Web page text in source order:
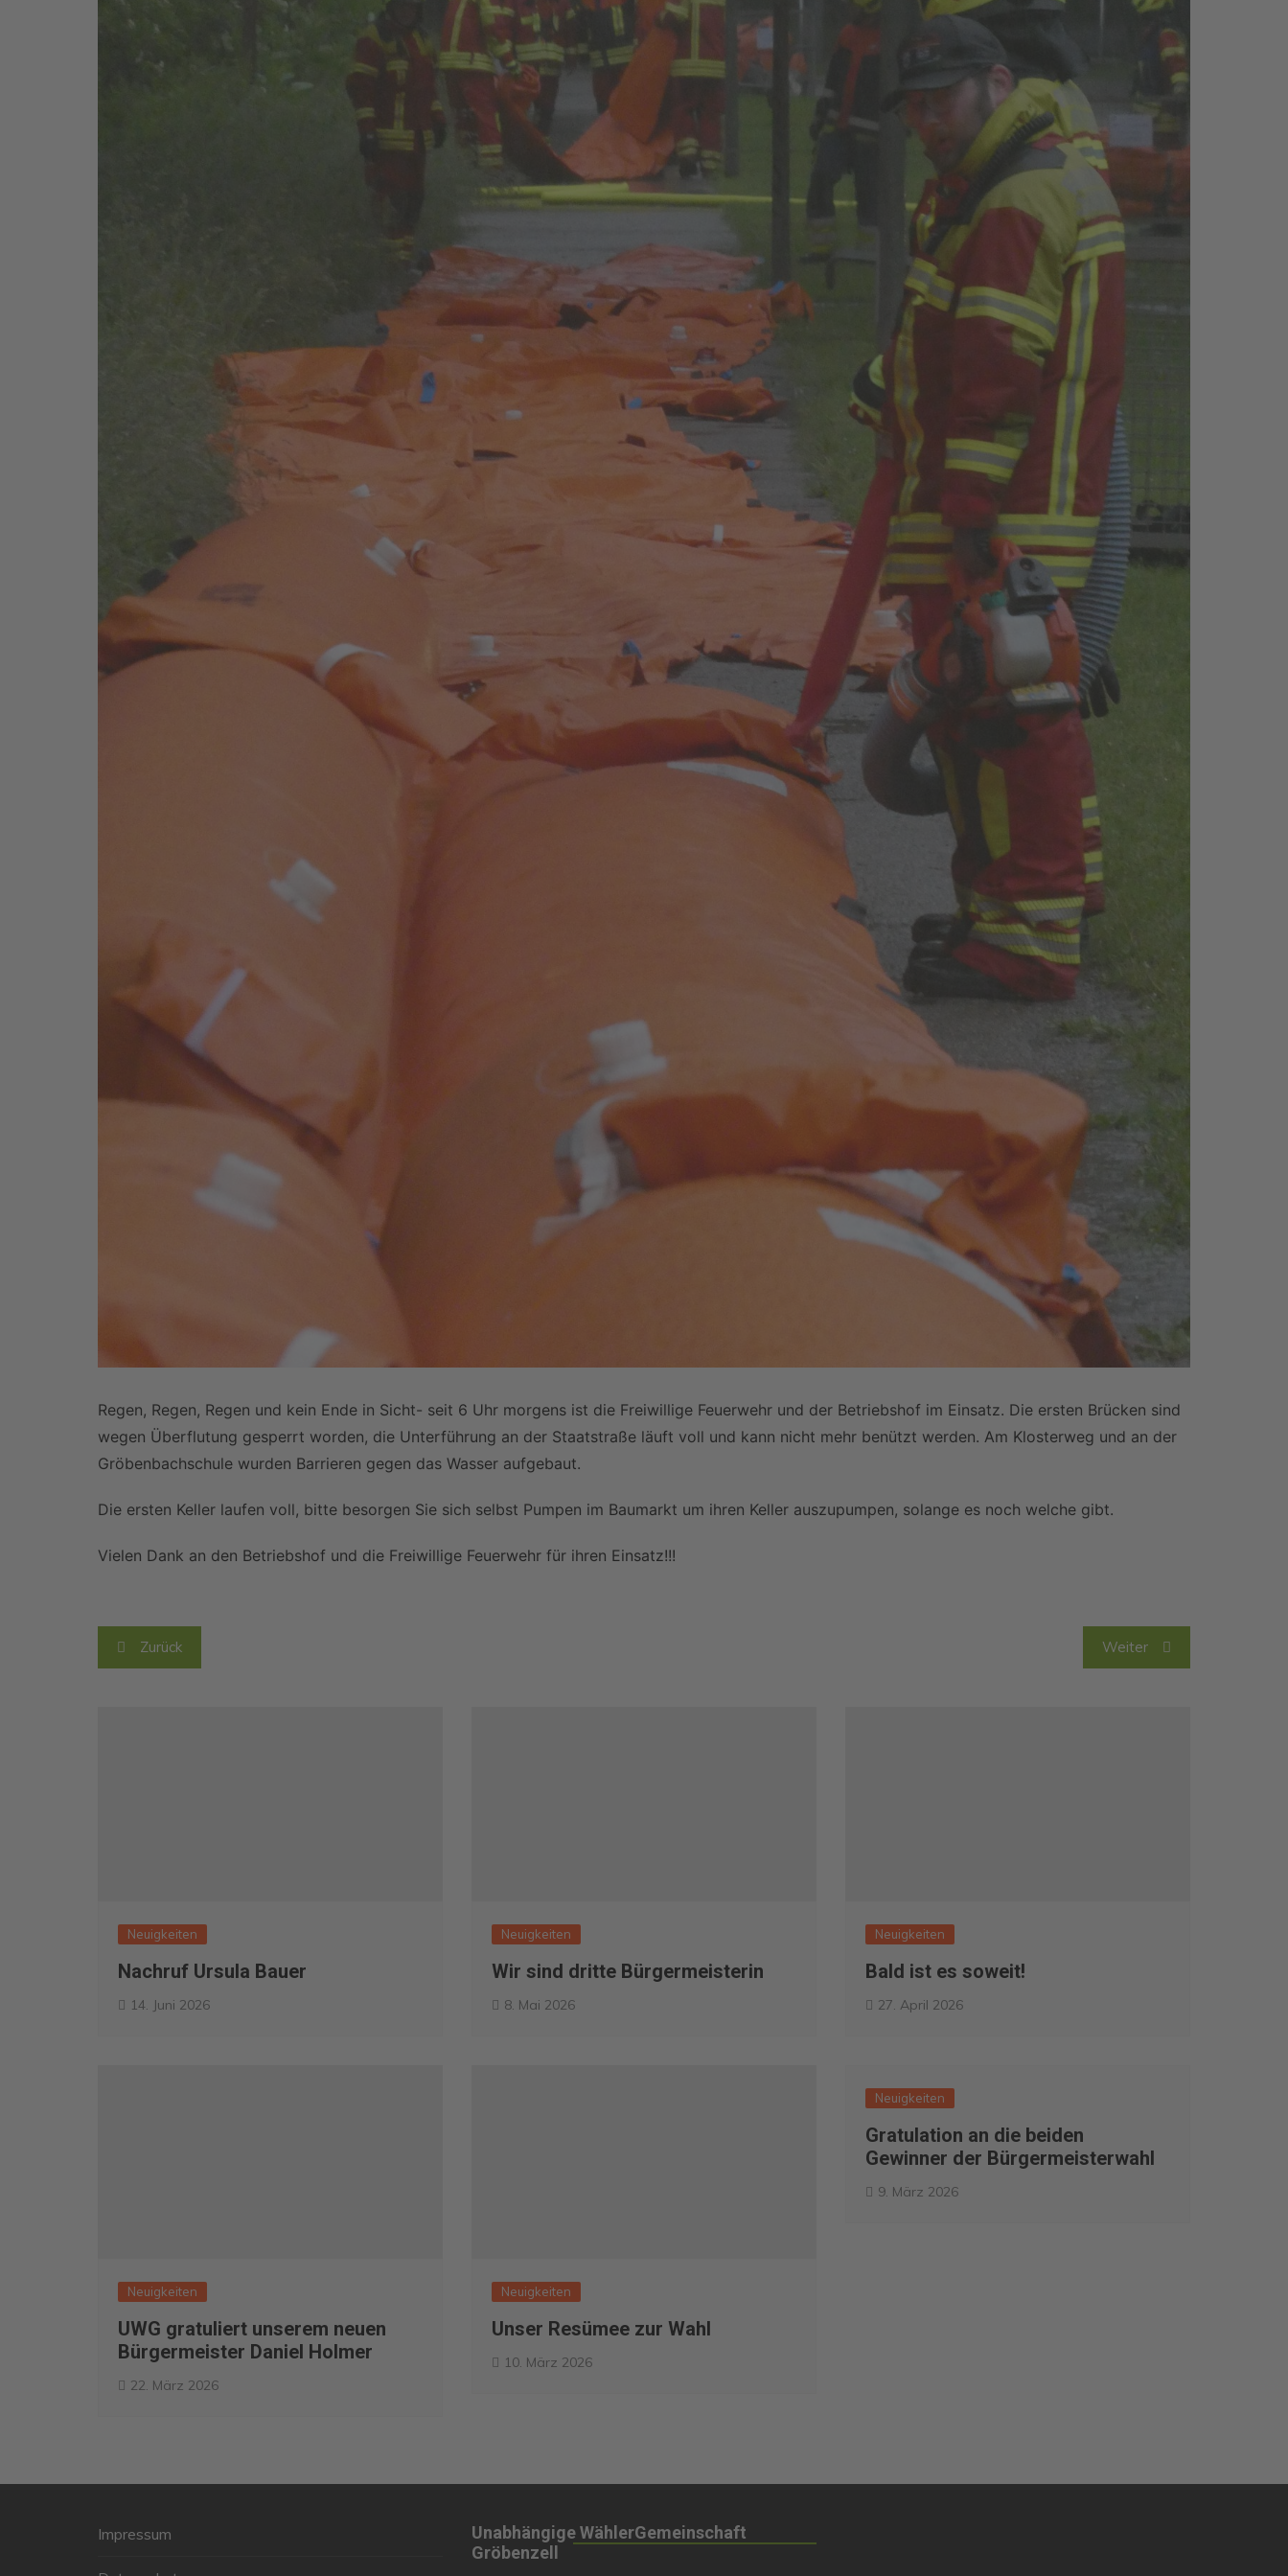
UWG Klausur 2024
politische Bildungsfahrt
nach Berlin 7.4.-10.4.24
UWG Klausur 2025
Einmach-Klub Gröbenzell
Patenschaft für den
Blühstreifen am
Sonnenweg
Aktion NistpatIn
UWG auf dem Bürgerfest
UWG – Geschirrverleih
9 Fakten über mich
Regen, Regen, Regen und kein Ende in Sicht- seit 6 Uhr morgens ist die Freiwillige Feuerwehr und der Betriebshof im Einsatz. Die ersten Brücken sind
wegen Überflutung gesperrt worden, die Unterführung an der Staatstraße läuft voll und kann nicht mehr benützt werden. Am Klosterweg und an der
Gröbenbachschule wurden Barrieren gegen das Wasser aufgebaut.
Die ersten Keller laufen voll, bitte besorgen Sie sich selbst Pumpen im Baumarkt um ihren Keller auszupumpen, solange es noch welche gibt.
Vielen Dank an den Betriebshof und die Freiwillige Feuerwehr für ihren Einsatz!!!
Beitragsnavigation
Zurück Weiter
Neuigkeiten
Nachruf Ursula Bauer
14. Juni 2026
Neuigkeiten
Wir sind dritte Bürgermeisterin
8. Mai 2026
Neuigkeiten
Bald ist es soweit!
27. April 2026
Neuigkeiten
UWG gratuliert unserem neuen
Bürgermeister Daniel Holmer
22. März 2026
Neuigkeiten
Unser Resümee zur Wahl
10. März 2026
Neuigkeiten
Gratulation an die beiden
Gewinner der Bürgermeisterwahl
9. März 2026
Impressum
Unabhängige WählerGemeinschaft
Gröbenzell